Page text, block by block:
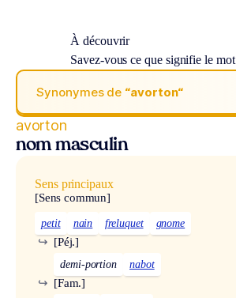
À découvrir
Savez-vous ce que signifie le
Synonymes de “avorton“
avorton
nom masculin
Sens principaux
[Sens commun]
petit nain freluquet gnome
[Péj.]
↪
demi-portion nabot
[Fam.]
↪